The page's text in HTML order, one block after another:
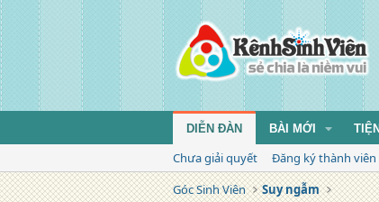
DIỄN ĐÀN BÀI MỚI
Chưa giải quyết
Đăng ký thành viên
Góc Sinh Viên
Suy ngẫm